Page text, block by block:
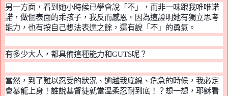
另一方面，看到她小時候已學會說「不」，而非一味跟我唯唯諾
諾，做個表面的乖孩子，我反而感恩。因為這證明她有獨立思考
能力，也有按自己想法表達之餘，還有說「不 」 的勇氣 。
有多少大人 ， 都具備這種能力和GUTS呢 ？
當然，到了難以忍受的狀況 、 逾越我底線 、 危急的時候 ， 我必定
會暴龍上身！誰說基督徒就當溫柔忍耐到底 ！ ？想一想 ， 耶穌看